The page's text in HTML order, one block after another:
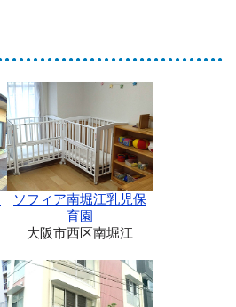
ソフィア南堀江乳児保
育園
大阪市西区南堀江